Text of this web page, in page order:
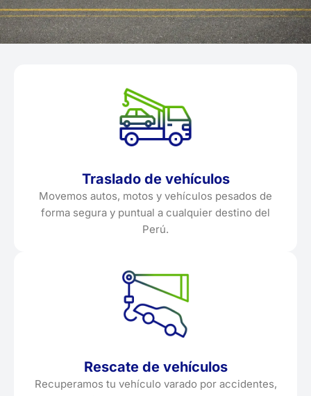
Traslado de vehículos
Movemos autos, motos y vehículos pesados de
forma segura y puntual a cualquier destino del
Perú.
Rescate de vehículos
Recuperamos tu vehículo varado por accidentes,